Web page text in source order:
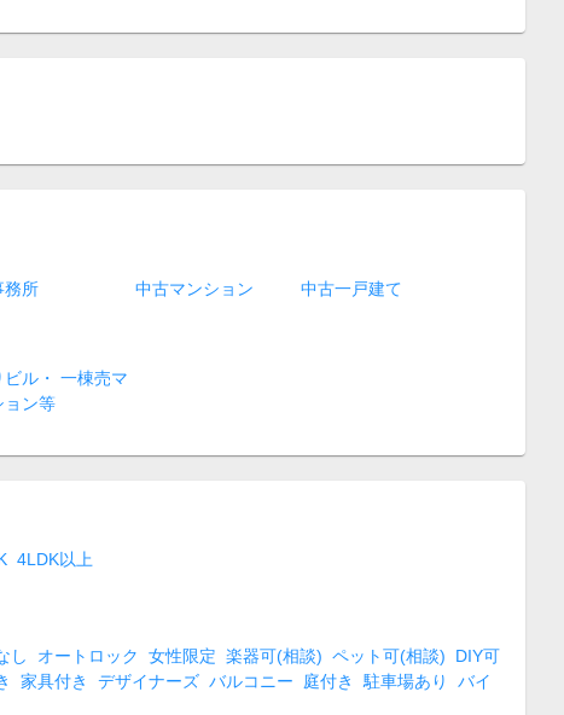
務所 中古マンション 中古一戸建て
ビル・ 一棟売マ
ョン等
4LDK以上
し オートロック 女性限定 楽器可(相談) ペット可(相談)
DIY可
家具付き デザイナーズ バルコニー 庭付き 駐車場あり
バイ